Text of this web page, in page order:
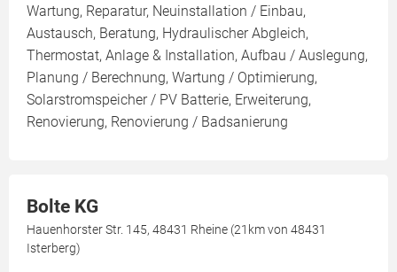
Wartung, Reparatur, Neuinstallation / Einbau,
Austausch, Beratung, Hydraulischer Abgleich,
Thermostat, Anlage & Installation, Aufbau / Auslegung,
Planung / Berechnung, Wartung / Optimierung,
Solarstromspeicher / PV Batterie, Erweiterung,
Renovierung, Renovierung / Badsanierung
Bolte KG
Hauenhorster Str. 145, 48431 Rheine (21km von 48431
Isterberg)